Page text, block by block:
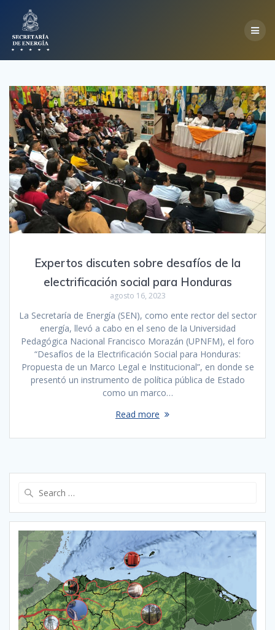
Expertos discuten sobre desafíos de la
electrificación social para Honduras
agosto 16, 2023
La Secretaría de Energía (SEN), como ente rector del sector
energía, llevó a cabo en el seno de la Universidad
Pedagógica Nacional Francisco Morazán (UPNFM), el foro
“Desafíos de la Electrificación Social para Honduras:
Propuesta de un Marco Legal e Institucional”, en donde se
presentó un instrumento de política pública de Estado
como un marco…
Read more